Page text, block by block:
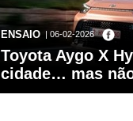
ENSAIO | 06-02-2026
Toyota Aygo X
cidade… mas